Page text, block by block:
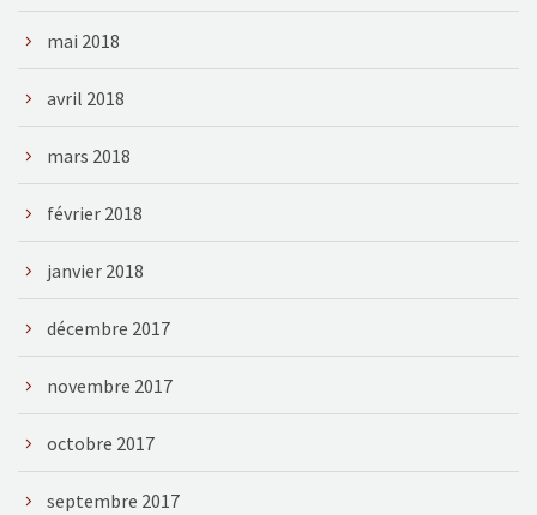
mai 2018
avril 2018
mars 2018
février 2018
janvier 2018
décembre 2017
novembre 2017
octobre 2017
septembre 2017